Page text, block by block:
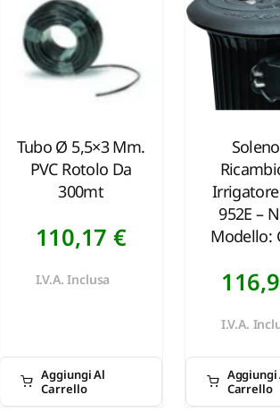
Tubo Ø 5,5×3 Mm.
PVC Rotolo Da
300mt
110,17 €
I.V.A. Inclusa
Aggiungi Al
Carrello
952E –
Modello:
I.V.A.
Aggiungi
Carrello